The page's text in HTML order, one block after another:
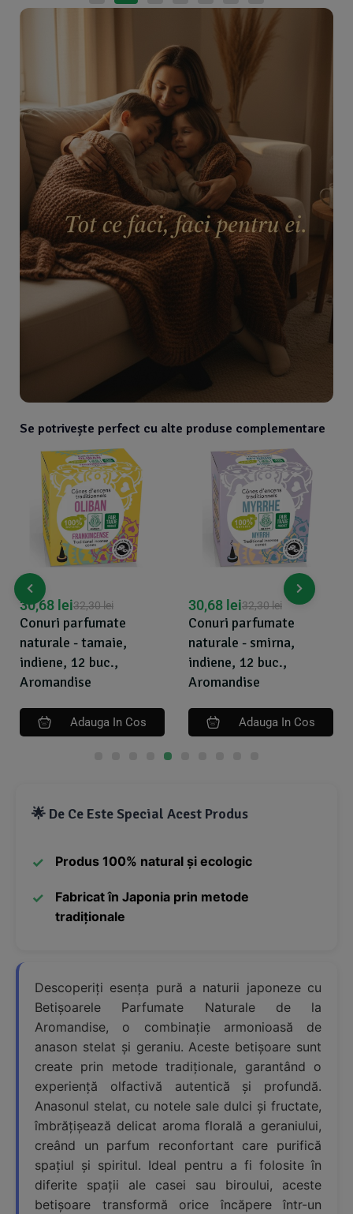
Se potrivește perfect cu alte produse complementare
Conuri parfumate
naturale - tamaie,
indiene, 12 buc.,
Aromandise
32,30lei
30,68 lei
Adauga In Cos
Conuri parfumate
naturale - smirna,
indiene, 12 buc.,
Aromandise
32,30lei
30,68 lei
Adauga In Cos
🌟 De Ce Este Special Acest Produs
Produs 100% natural și ecologic
Fabricat în Japonia prin metode
tradiționale
Descoperiți esența pură a naturii japoneze cu
Betișoarele Parfumate Naturale de la
Aromandise, o combinație armonioasă de
anason stelat și geraniu. Aceste betișoare sunt
create prin metode tradiționale, garantând o
experiență olfactivă autentică și profundă.
Anasonul stelat, cu notele sale dulci și fructate,
îmbrățișează delicat aroma florală a geraniului,
creând un parfum reconfortant care purifică
spațiul și spiritul. Ideal pentru a fi folosite în
diferite spații ale casei sau biroului, aceste
betișoare transformă orice încăpere într-un